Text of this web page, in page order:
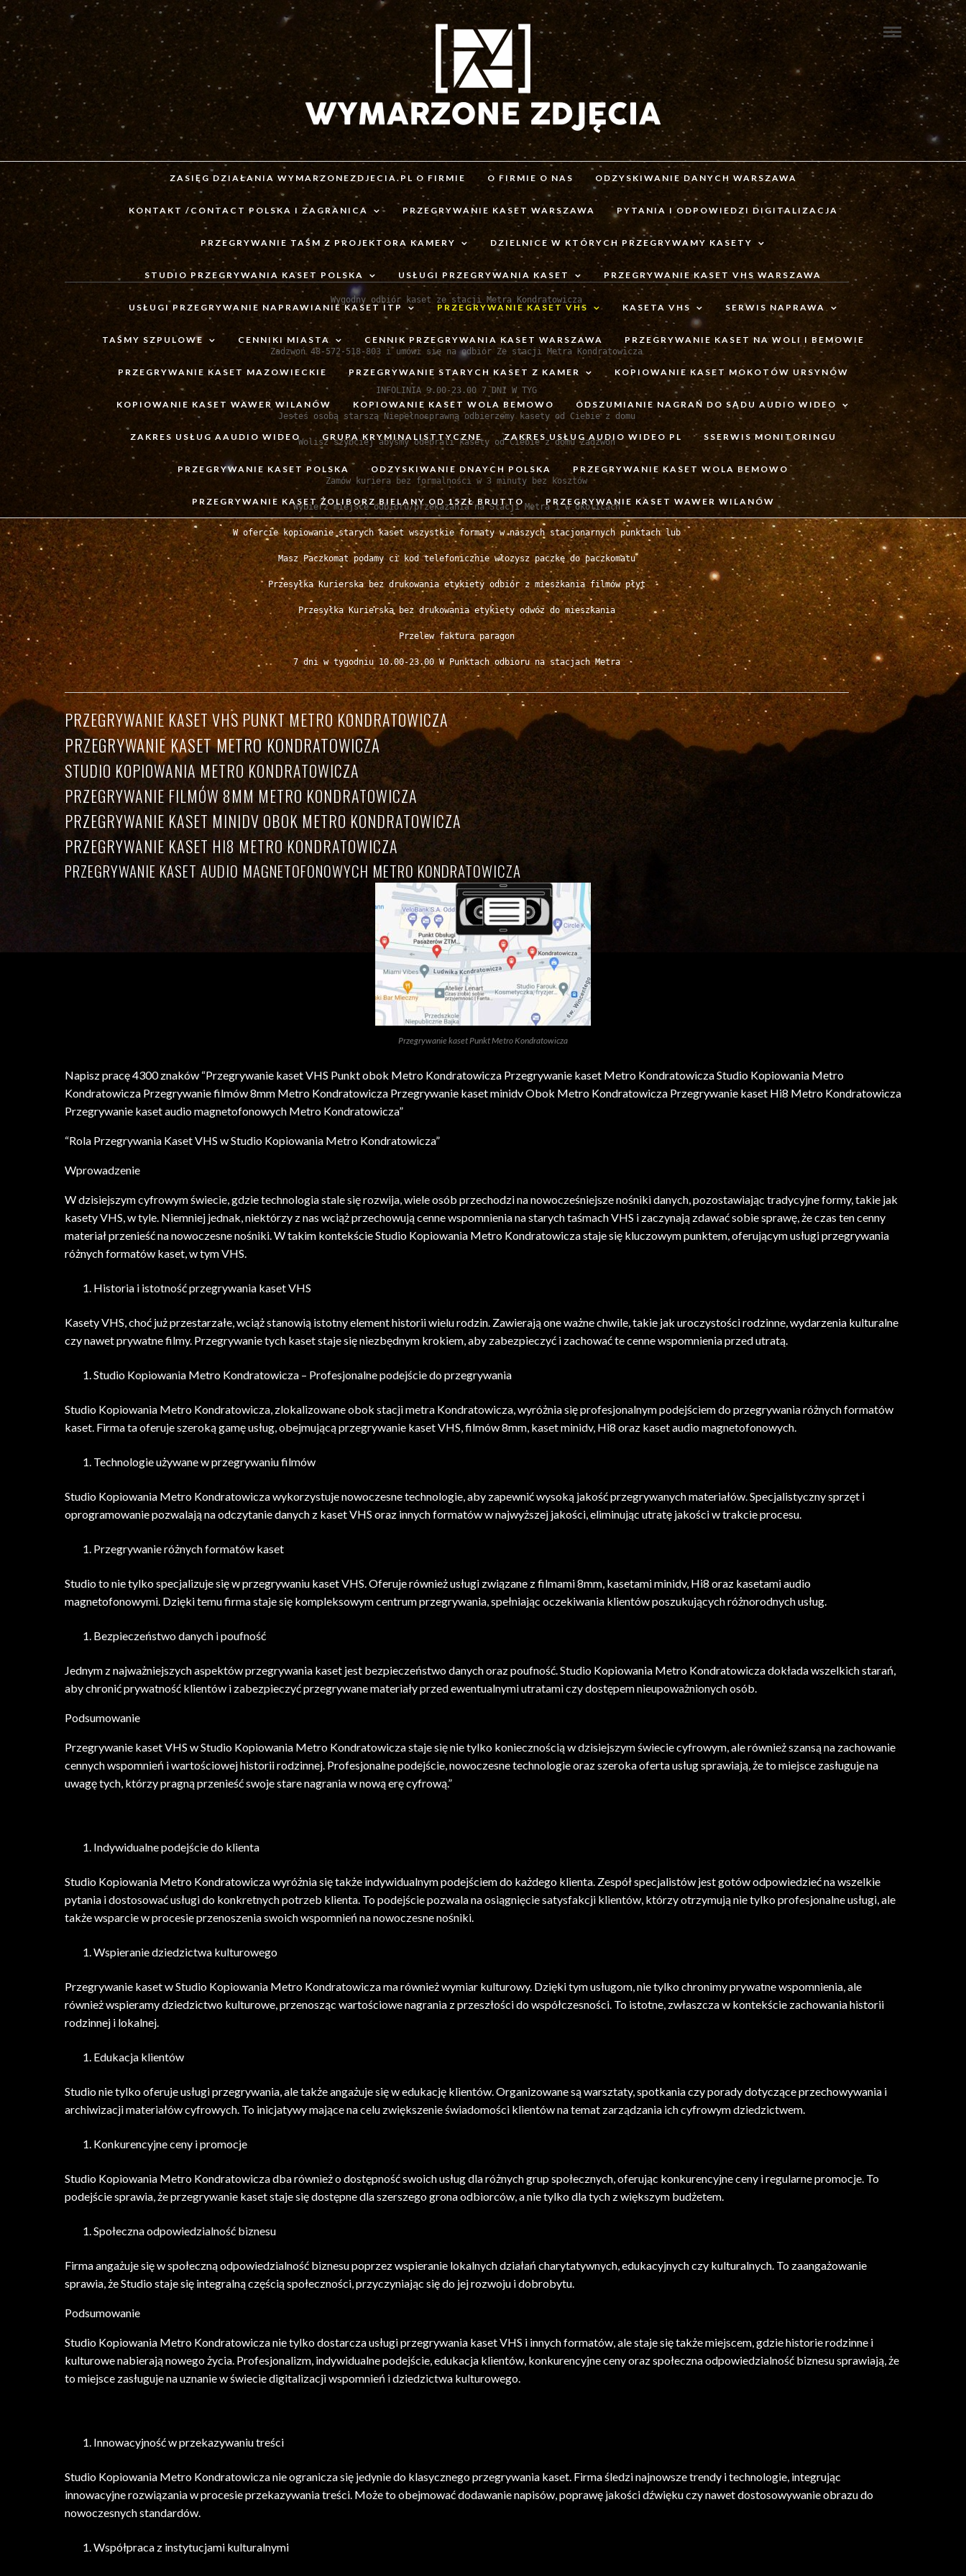
ZASIĘG DZIAŁANIA WYMARZONEZDJECIA.PL O FIRMIE O FIRMIE O NAS ODZYSKIWANIE DANYCH WARSZAWA
KONTAKT /CONTACT POLSKA I ZAGRANICA PRZEGRYWANIE KASET WARSZAWA PYTANIA I ODPOWIEDZI DIGITALIZACJA
PRZEGRYWANIE TAŚM Z PROJEKTORA KAMERY DZIELNICE W KTÓRYCH PRZEGRYWAMY KASETY
STUDIO PRZEGRYWANIA KASET POLSKA USŁUGI PRZEGRYWANIA KASET PRZEGRYWANIE KASET VHS WARSZAWA
USŁUGI PRZEGRYWANIE NAPRAWIANIE KASET ITP PRZEGRYWANIE KASET VHS KASETA VHS SERWIS NAPRAWA
TAŚMY SZPULOWE CENNIKI MIASTA CENNIK PRZEGRYWANIA KASET WARSZAWA PRZEGRYWANIE KASET NA WOLI I BEMOWIE
PRZEGRYWANIE KASET MAZOWIECKIE PRZEGRYWANIE STARYCH KASET Z KAMER KOPIOWANIE KASET MOKOTÓW URSYNÓW
KOPIOWANIE KASET WAWER WILANÓW KOPIOWANIE KASET WOLA BEMOWO ODSZUMIANIE NAGRAŃ DO SĄDU AUDIO WIDEO
ZAKRES USŁUG AAUDIO WIDEO GRUPA KRYMINALISTTYCZNE ZAKRES USŁUG AUDIO WIDEO PL SSERWIS MONITORINGU
PRZEGRYWANIE KASET POLSKA ODZYSKIWANIE DNAYCH POLSKA PRZEGRYWANIE KASET WOLA BEMOWO
PRZEGRYWANIE KASET ŻOLIBORZ BIELANY OD 15ZŁ BRUTTO PRZEGRYWANIE KASET WAWER WILANÓW
Wygodny odbiór kaset ze stacji Metra Kondratowicza
Zadzwoń 48-572-518-803 i umówi się na odbiór Ze stacji Metra Kondratowicza
INFOLINIA 9.00-23.00 7 DNI W TYG
Jesteś osobą starszą Niepełnosprawną odbierzemy kasety od Ciebie z domu
Wolisz szybciej abyśmy odebrali kasety od Ciebie z domu Zadzwoń
Zamów kuriera bez formalności w 3 minuty bez kosztów
Wybierz miejsce odbioru/przekazania na Stacji Metra i w okolicach
W ofercie kopiowanie starych kaset wszystkie formaty w naszych stacjonarnych punktach lub
Masz Paczkomat podamy ci kod telefonicznie włozysz paczkę do paczkomatu
Przesyłka Kurierska bez drukowania etykiety odbiór z mieszkania filmów płyt
Przesyłka Kurierska bez drukowania etykiety odwóz do mieszkania
Przelew faktura paragon
7 dni w tygodniu 10.00-23.00 W Punktach odbioru na stacjach Metra
PRZEGRYWANIE KASET VHS PUNKT METRO KONDRATOWICZA
PRZEGRYWANIE KASET METRO KONDRATOWICZA
STUDIO KOPIOWANIA METRO KONDRATOWICZA
PRZEGRYWANIE FILMÓW 8MM METRO KONDRATOWICZA
PRZEGRYWANIE KASET MINIDV OBOK METRO KONDRATOWICZA
PRZEGRYWANIE KASET HI8 METRO KONDRATOWICZA
PRZEGRYWANIE KASET AUDIO MAGNETOFONOWYCH METRO KONDRATOWICZA
Przegrywanie kaset Punkt Metro Kondratowicza
Napisz pracę 4300 znaków “Przegrywanie kaset VHS Punkt obok Metro Kondratowicza Przegrywanie kaset Metro Kondratowicza Studio Kopiowania Metro
Kondratowicza Przegrywanie filmów 8mm Metro Kondratowicza Przegrywanie kaset minidv Obok Metro Kondratowicza Przegrywanie kaset Hi8 Metro Kondratowicza
Przegrywanie kaset audio magnetofonowych Metro Kondratowicza”
“Rola Przegrywania Kaset VHS w Studio Kopiowania Metro Kondratowicza”
Wprowadzenie
W dzisiejszym cyfrowym świecie, gdzie technologia stale się rozwija, wiele osób przechodzi na nowocześniejsze nośniki danych, pozostawiając tradycyjne formy, takie jak
kasety VHS, w tyle. Niemniej jednak, niektórzy z nas wciąż przechowują cenne wspomnienia na starych taśmach VHS i zaczynają zdawać sobie sprawę, że czas ten cenny
materiał przenieść na nowoczesne nośniki. W takim kontekście Studio Kopiowania Metro Kondratowicza staje się kluczowym punktem, oferującym usługi przegrywania
różnych formatów kaset, w tym VHS.
Historia i istotność przegrywania kaset VHS
Kasety VHS, choć już przestarzałe, wciąż stanowią istotny element historii wielu rodzin. Zawierają one ważne chwile, takie jak uroczystości rodzinne, wydarzenia kulturalne
czy nawet prywatne filmy. Przegrywanie tych kaset staje się niezbędnym krokiem, aby zabezpieczyć i zachować te cenne wspomnienia przed utratą.
Studio Kopiowania Metro Kondratowicza – Profesjonalne podejście do przegrywania
Studio Kopiowania Metro Kondratowicza, zlokalizowane obok stacji metra Kondratowicza, wyróżnia się profesjonalnym podejściem do przegrywania różnych formatów
kaset. Firma ta oferuje szeroką gamę usług, obejmującą przegrywanie kaset VHS, filmów 8mm, kaset minidv, Hi8 oraz kaset audio magnetofonowych.
Technologie używane w przegrywaniu filmów
Studio Kopiowania Metro Kondratowicza wykorzystuje nowoczesne technologie, aby zapewnić wysoką jakość przegrywanych materiałów. Specjalistyczny sprzęt i
oprogramowanie pozwalają na odczytanie danych z kaset VHS oraz innych formatów w najwyższej jakości, eliminując utratę jakości w trakcie procesu.
Przegrywanie różnych formatów kaset
Studio to nie tylko specjalizuje się w przegrywaniu kaset VHS. Oferuje również usługi związane z filmami 8mm, kasetami minidv, Hi8 oraz kasetami audio
magnetofonowymi. Dzięki temu firma staje się kompleksowym centrum przegrywania, spełniając oczekiwania klientów poszukujących różnorodnych usług.
Bezpieczeństwo danych i poufność
Jednym z najważniejszych aspektów przegrywania kaset jest bezpieczeństwo danych oraz poufność. Studio Kopiowania Metro Kondratowicza dokłada wszelkich starań,
aby chronić prywatność klientów i zabezpieczyć przegrywane materiały przed ewentualnymi utratami czy dostępem nieupoważnionych osób.
Podsumowanie
Przegrywanie kaset VHS w Studio Kopiowania Metro Kondratowicza staje się nie tylko koniecznością w dzisiejszym świecie cyfrowym, ale również szansą na zachowanie
cennych wspomnień i wartościowej historii rodzinnej. Profesjonalne podejście, nowoczesne technologie oraz szeroka oferta usług sprawiają, że to miejsce zasługuje na
uwagę tych, którzy pragną przenieść swoje stare nagrania w nową erę cyfrową.”
Indywidualne podejście do klienta
Studio Kopiowania Metro Kondratowicza wyróżnia się także indywidualnym podejściem do każdego klienta. Zespół specjalistów jest gotów odpowiedzieć na wszelkie
pytania i dostosować usługi do konkretnych potrzeb klienta. To podejście pozwala na osiągnięcie satysfakcji klientów, którzy otrzymują nie tylko profesjonalne usługi, ale
także wsparcie w procesie przenoszenia swoich wspomnień na nowoczesne nośniki.
Wspieranie dziedzictwa kulturowego
Przegrywanie kaset w Studio Kopiowania Metro Kondratowicza ma również wymiar kulturowy. Dzięki tym usługom, nie tylko chronimy prywatne wspomnienia, ale
również wspieramy dziedzictwo kulturowe, przenosząc wartościowe nagrania z przeszłości do współczesności. To istotne, zwłaszcza w kontekście zachowania historii
rodzinnej i lokalnej.
Edukacja klientów
Studio nie tylko oferuje usługi przegrywania, ale także angażuje się w edukację klientów. Organizowane są warsztaty, spotkania czy porady dotyczące przechowywania i
archiwizacji materiałów cyfrowych. To inicjatywy mające na celu zwiększenie świadomości klientów na temat zarządzania ich cyfrowym dziedzictwem.
Konkurencyjne ceny i promocje
Studio Kopiowania Metro Kondratowicza dba również o dostępność swoich usług dla różnych grup społecznych, oferując konkurencyjne ceny i regularne promocje. To
podejście sprawia, że przegrywanie kaset staje się dostępne dla szerszego grona odbiorców, a nie tylko dla tych z większym budżetem.
Społeczna odpowiedzialność biznesu
Firma angażuje się w społeczną odpowiedzialność biznesu poprzez wspieranie lokalnych działań charytatywnych, edukacyjnych czy kulturalnych. To zaangażowanie
sprawia, że Studio staje się integralną częścią społeczności, przyczyniając się do jej rozwoju i dobrobytu.
Podsumowanie
Studio Kopiowania Metro Kondratowicza nie tylko dostarcza usługi przegrywania kaset VHS i innych formatów, ale staje się także miejscem, gdzie historie rodzinne i
kulturowe nabierają nowego życia. Profesjonalizm, indywidualne podejście, edukacja klientów, konkurencyjne ceny oraz społeczna odpowiedzialność biznesu sprawiają, że
to miejsce zasługuje na uznanie w świecie digitalizacji wspomnień i dziedzictwa kulturowego.
Innowacyjność w przekazywaniu treści
Studio Kopiowania Metro Kondratowicza nie ogranicza się jedynie do klasycznego przegrywania kaset. Firma śledzi najnowsze trendy i technologie, integrując
innowacyjne rozwiązania w procesie przekazywania treści. Może to obejmować dodawanie napisów, poprawę jakości dźwięku czy nawet dostosowywanie obrazu do
nowoczesnych standardów.
Współpraca z instytucjami kulturalnymi